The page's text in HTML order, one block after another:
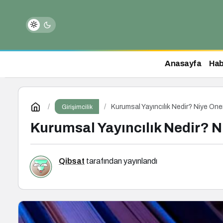
Anasayfa
Girişimcilik Kurumsal Yayıncılık Nedir? Niye
Kurumsal Yayıncılık Nedir?
Qibsat tarafından yayınlandı